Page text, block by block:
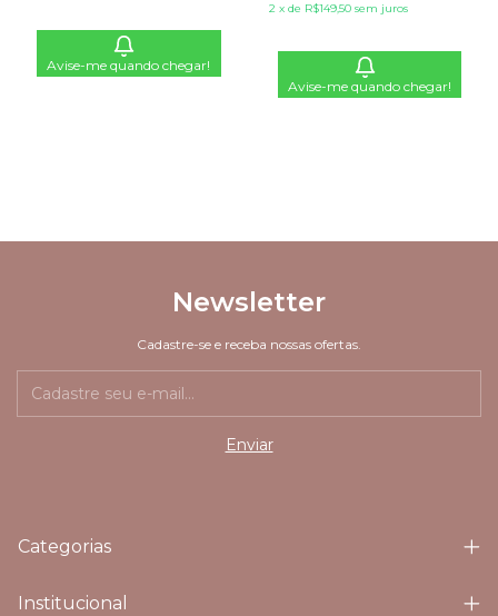
Avise-me quando chegar!
2 x de R$149,50 sem juros
Avise-me quando chegar!
Newsletter
Cadastre-se e receba nossas ofertas.
Categorias
Institucional